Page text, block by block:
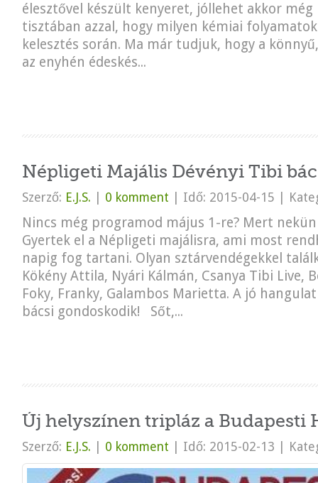
élesztővel készült kenyeret, jóllehet akkor
tisztában azzal, hogy milyen kémiai
kelesztés során. Ma már tudjuk, hogy a
az enyhén édeskés...
Népligeti Majális Dévényi Tibi
Szerző: E.J.S. 0 komment Idő: 2015-04-15
Nincs még programod május 1-re? Mert
Gyertek el a Népligeti majálisra, ami most
napig fog tartani. Olyan sztárvendégekkel
Kökény Attila, Nyári Kálmán, Csanya Tibi Live,
Foky, Franky, Galambos Marietta. A jó
bácsi gondoskodik! Sőt,...
Új helyszínen tripláz a Budapesti
Szerző: E.J.S. 0 komment Idő: 2015-02-13